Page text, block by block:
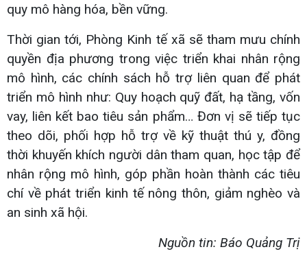
quy mô hàng hóa, bền vững.
Thời gian tới, Phòng Kinh tế xã sẽ tham mưu chính
quyền địa phương trong việc triển khai nhân rộng
mô hình, các chính sách hỗ trợ liên quan để phát
triển mô hình như: Quy hoạch quỹ đất, hạ tầng, vốn
vay, liên kết bao tiêu sản phẩm… Đơn vị sẽ tiếp tục
theo dõi, phối hợp hỗ trợ về kỹ thuật thú y, đồng
thời khuyến khích người dân tham quan, học tập để
nhân rộng mô hình, góp phần hoàn thành các tiêu
chí về phát triển kinh tế nông thôn, giảm nghèo và
an sinh xã hội.
Nguồn tin: Báo Quảng Trị